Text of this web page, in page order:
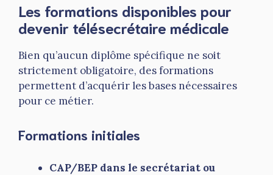
Les formations disponibles pour
devenir télésecrétaire médicale
Bien qu’aucun diplôme spécifique ne soit
strictement obligatoire, des formations
permettent d’acquérir les bases nécessaires
pour ce métier.
Formations initiales
CAP/BEP dans le secrétariat ou